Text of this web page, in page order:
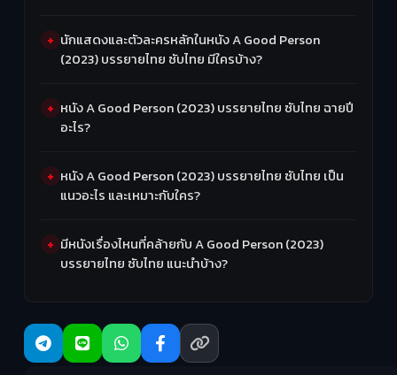
นักแสดงและตัวละครหลักในหนัง A Good Person
(2023) บรรยายไทย ซับไทย มีใครบ้าง?
หนัง A Good Person (2023) บรรยายไทย ซับไทย ฉายปี
อะไร?
หนัง A Good Person (2023) บรรยายไทย ซับไทย เป็น
แนวอะไร และเหมาะกับใคร?
มีหนังเรื่องไหนที่คล้ายกับ A Good Person (2023)
บรรยายไทย ซับไทย แนะนำบ้าง?